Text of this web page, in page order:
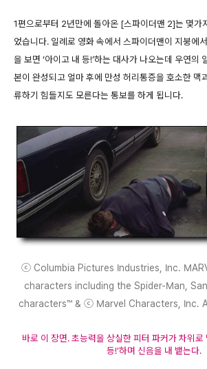
1편으로부터 2년만에 돌아온 [스파이더맨 2]는 몇가
었습니다. 일례로 영화 속에서 스파이더맨이 지붕에
을 보면 ‘아이고 내 등!’하는 대사가 나오는데 우연의
본이 완성되고 얼마 후에 만성 허리통증을 호소한 맥
류하기 힘들지도 모른다는 통보를 하게 됩니다.
ⓒ Columbia Pictures Industries, Inc.
characters including the Spider-Man,
characters™ & ⓒ Marvel Characters, Inc.
바로 이 장면. 초능력을 상실한 피터 파커가 차위
등!'하며 신음을 내 뱉는다.